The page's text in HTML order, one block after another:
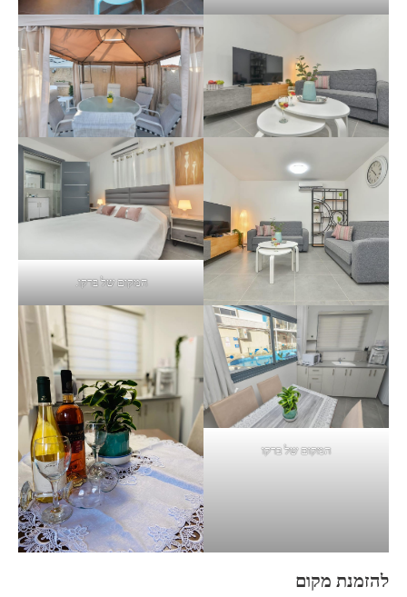
המקום של ברקו.
המקום של ברקו
להזמנת מקום